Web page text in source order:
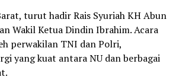
turut hadir Rais Syuriah KH Abun
Wakil Ketua Dindin Ibrahim. Acara
perwakilan TNI dan Polri,
yang kuat antara NU dan berbagai